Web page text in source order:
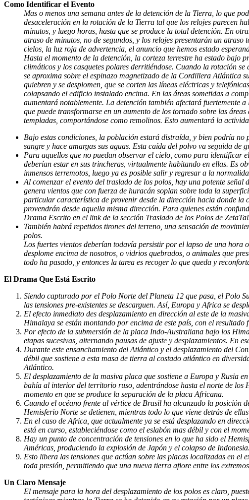
Como Identificar el Evento
Mas o menos una semana antes de la detención de la Tierra, lo que
desaceleración en la rotación de la Tierra tal que los relojes parecen
minutos, y luego horas, hasta que se produce la total detención. En
atraso de minutos, no de segundos, y los relojes presentarán un
cielos, la luz roja de advertencia, el anuncio que hemos estado
Hasta el momento de la detención, la corteza terrestre ha estado bajo
climáticos y los casquetes polares derritiéndose. Cuando la rotación
se aproxima sobre el espinazo magnetizado de la Cordillera Atlántica
quiebren y se desplomen, que se corten las líneas eléctricas y
colapsando el edificio instalado encima. En las áreas sometidas a
aumentará notablemente. La detención también afectará fuertemente
que puede transformarse en un aumento de los tornado sobre las
templadas, comportándose como remolinos. Esto aumentará la
Bajo estas condiciones, la población estará distraída, y bien podría
sangre y hace amargas sus aguas. Esta caída del polvo va seguida de
Para aquellos que no puedan observar el cielo, como para identificar
deberían estar en sus trincheras, virtualmente habitando en ellas. Es
inmensos terremotos, luego ya es posible salir y regresar a la
Al comenzar el evento del traslado de los polos, hay una potente señal
genera vientos que con fuerza de huracán soplan sobre toda la
particular característica de provenir desde la dirección hacia donde la
provendrán desde aquella misma dirección. Para quienes están
Drama Escrito en el link de la sección Traslado de los Polos de
También habrá repetidos tirones del terreno, una sensación de
polos.
Los fuertes vientos deberían todavía persistir por el lapso de una hora
desplome encima de nosotros, o vidrios quebrados, o animales que
todo ha pasado, y entonces la tarea es recoger lo que queda y
El Drama Que Está Escrito
Siendo capturado por el Polo Norte del Planeta 12 que pasa, el Polo
las tensiones pre-existentes se descarguen. Así, Europa y Africa se
El efecto inmediato des desplazamiento en dirección al este de la
Himalaya se están montando por encima de este país, con el
Por efecto de la submersión de la placa Indo-Australiana bajo los
etapas sucesivas, alternando pausas de ajuste y desplazamientos. En
Durante este ensanchamiento del Atlántico y el desplazamiento del
débil que sostiene a esta masa de tierra al costado atlántico en
Atlántico.
El desplazamiento de la masiva placa que sostiene a Europa y Rusia
bahía al interior del territorio ruso, adentrándose hasta el norte de los
momento en que se produce la separación de la placa Africana.
Cuando el océano frente al vértice de Brasil ha alcanzado la posición
Hemisferio Norte se detienen, mientras todo lo que viene detrás de
En el caso de Africa, que actualmente ya se está desplazando en
está en curso, estableciéndose como el eslabón mas débil y con el
Hay un punto de concentración de tensiones en lo que ha sido el
Américas, produciendo la explosión de Japón y el colapso de Indonesia.
Esto libera las tensiones que actúan sobre las placas localizadas en
toda presión, permitiendo que una nueva tierra aflore entre los
Un Claro Mensaje
El mensaje para la hora del desplazamiento de los polos es claro,